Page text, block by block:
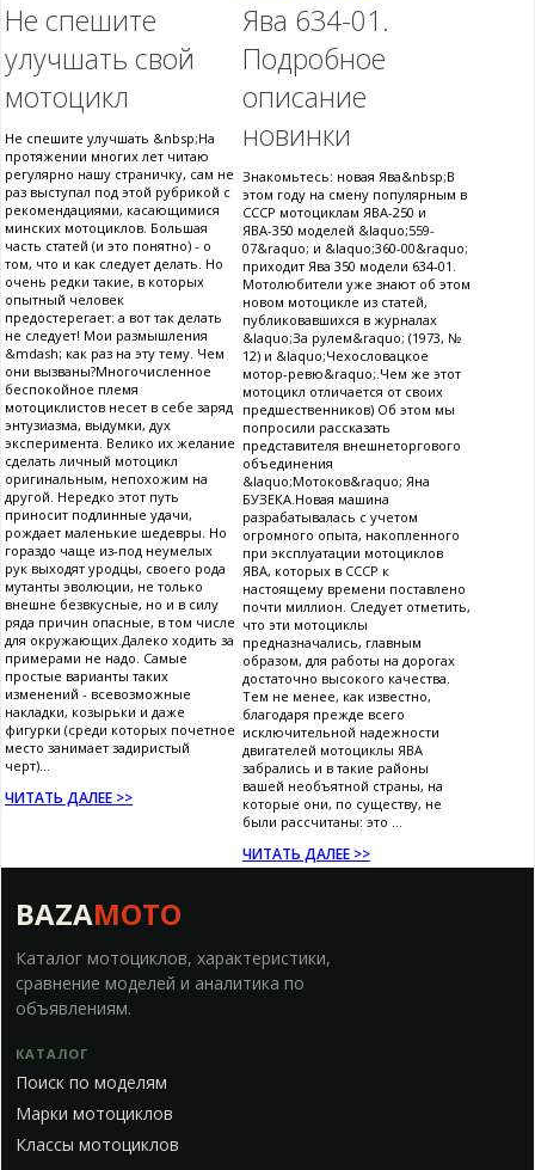
Не спешите
улучшать свой
мотоцикл
Не спешите улучшать &nbsp;На
протяжении многих лет читаю
регулярно нашу страничку, сам не
раз выступал под этой рубрикой с
рекомендациями, касающимися
минских мотоциклов. Большая
часть статей (и это понятно) - о
том, что и как следует делать. Но
очень редки такие, в которых
опытный человек
предостерегает: а вот так делать
не следует! Мои размышления
&mdash; как раз на эту тему. Чем
они вызваны?Многочисленное
беспокойное племя
мотоциклистов несет в себе заряд
энтузиазма, выдумки, дух
эксперимента. Велико их желание
сделать личный мотоцикл
оригинальным, непохожим на
другой. Нередко этот путь
приносит подлинные удачи,
рождает маленькие шедевры. Но
гораздо чаще из-под неумелых
рук выходят уродцы, своего рода
мутанты эволюции, не только
внешне безвкусные, но и в силу
ряда причин опасные, в том числе
для окружающих.Далеко ходить за
примерами не надо. Самые
простые варианты таких
изменений - всевозможные
накладки, козырьки и даже
фигурки (среди которых почетное
место занимает задиристый
черт)...
ЧИТАТЬ ДАЛЕЕ >>
Ява 634-01.
Подробное
описание
новинки
Знакомьтесь: новая Ява&nbsp;В
этом году на смену популярным в
СССР мотоциклам ЯВА-250 и
ЯВА-350 моделей &laquo;559-
07&raquo; и &laquo;360-00&raquo;
приходит Ява 350 модели 634-01.
Мотолюбители уже знают об этом
новом мотоцикле из статей,
публиковавшихся в журналах
&laquo;За рулем&raquo; (1973, №
12) и &laquo;Чехословацкое
мотор-ревю&raquo;.Чем же этот
мотоцикл отличается от своих
предшественников) Об этом мы
попросили рассказать
представителя внешнеторгового
объединения
&laquo;Мотоков&raquo; Яна
БУЗЕКА.Новая машина
разрабатывалась с учетом
огромного опыта, накопленного
при эксплуатации мотоциклов
ЯВА, которых в СССР к
настоящему времени поставлено
почти миллион. Следует отметить,
что эти мотоциклы
предназначались, главным
образом, для работы на дорогах
достаточно высокого качества.
Тем не менее, как известно,
благодаря прежде всего
исключительной надежности
двигателей мотоциклы ЯВА
забрались и в такие районы
вашей необъятной страны, на
которые они, по существу, не
были рассчитаны: это ...
ЧИТАТЬ ДАЛЕЕ >>
BAZAMOTO
Каталог мотоциклов, характеристики,
сравнение моделей и аналитика по
объявлениям.
КАТАЛОГ
Поиск по моделям
Марки мотоциклов
Классы мотоциклов